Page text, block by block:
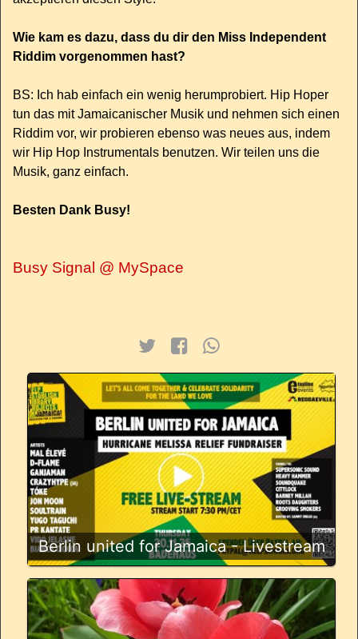
Wie kam es dazu, dass du dir den Miss Independent
Riddim vorgenommen hast?
BS: Ich hab einfach ein wenig herumprobiert. Hip Hoper
tun das mit Jamaicanischer Musik und nehmen sich einen
Riddim vor, wir probieren ebenso was neues aus, indem
wir Hip Hop Instrumentals benutzen. Wir teilen uns die
Musik, ganz einfach.
Besten Dank Busy!
Busy Signal @ MySpace
Berlin united for Jamaica - Livestream